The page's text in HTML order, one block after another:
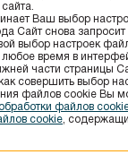
Ваш выбор
Сайт снова
выбор настроек
любое время в
части страницы
совершить выбор
файлов сookie Вы
обработки файлов
cookie ,